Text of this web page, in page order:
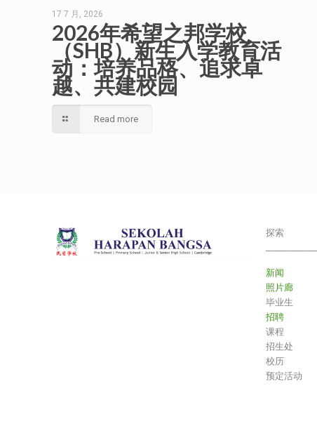
17 7 月, 2026
2026年希望之邦学校
（SHB）新生入学教育活
动：培养品格、追求卓
越、共建校园
Read more
探索
新闻
照片廊
毕业生
招聘
课程
招生处
校历
预定活动